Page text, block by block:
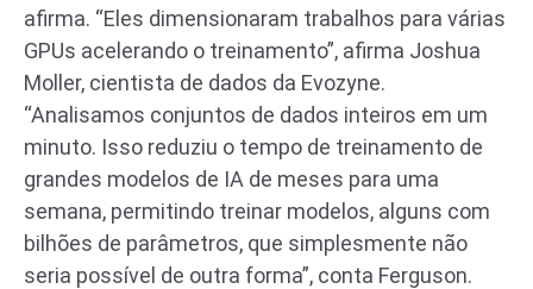
afirma. “Eles dimensionaram trabalhos para várias
GPUs acelerando o treinamento”, afirma Joshua
Moller, cientista de dados da Evozyne.
“Analisamos conjuntos de dados inteiros em um
minuto. Isso reduziu o tempo de treinamento de
grandes modelos de IA de meses para uma
semana, permitindo treinar modelos, alguns com
bilhões de parâmetros, que simplesmente não
seria possível de outra forma”, conta Ferguson.